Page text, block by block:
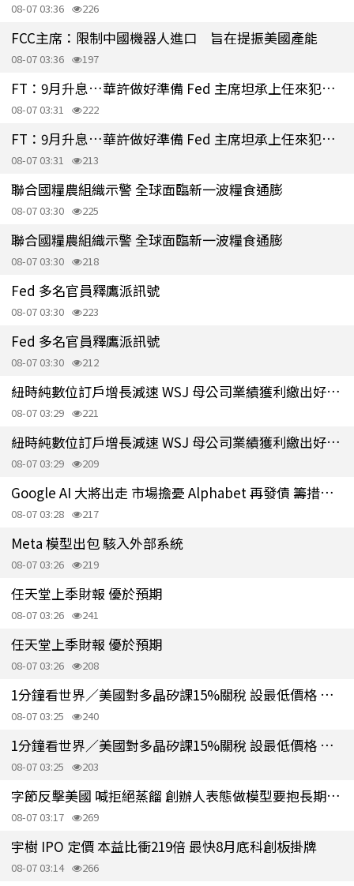
08-07 03:36 226
FCC主席：限制中國機器人進口 旨在提振美國產能
08-07 03:36 197
FT：9月升息…華許做好準備 Fed 主席坦承上任來犯了一些錯
08-07 03:31 222
FT：9月升息…華許做好準備 Fed 主席坦承上任來犯了一些錯
08-07 03:31 213
聯合國糧農組織示警 全球面臨新一波糧食通膨
08-07 03:30 225
聯合國糧農組織示警 全球面臨新一波糧食通膨
08-07 03:30 218
Fed 多名官員釋鷹派訊號
08-07 03:30 223
Fed 多名官員釋鷹派訊號
08-07 03:30 212
紐時純數位訂戶增長減速 WSJ 母公司業績獲利繳出好成績
08-07 03:29 221
紐時純數位訂戶增長減速 WSJ 母公司業績獲利繳出好成績
08-07 03:29 209
Google AI 大將出走 市場擔憂 Alphabet 再發債 籌措至少250億美元
08-07 03:28 217
Meta 模型出包 駭入外部系統
08-07 03:26 219
任天堂上季財報 優於預期
08-07 03:26 241
任天堂上季財報 優於預期
08-07 03:26 208
1分鐘看世界／美國對多晶矽課15%關稅 設最低價格 保護本地業者
08-07 03:25 240
1分鐘看世界／美國對多晶矽課15%關稅 設最低價格 保護本地業者
08-07 03:25 203
字節反擊美國 喊拒絕蒸餾 創辦人表態做模型要抱長期主義
08-07 03:17 269
宇樹 IPO 定價 本益比衝219倍 最快8月底科創板掛牌
08-07 03:14 266